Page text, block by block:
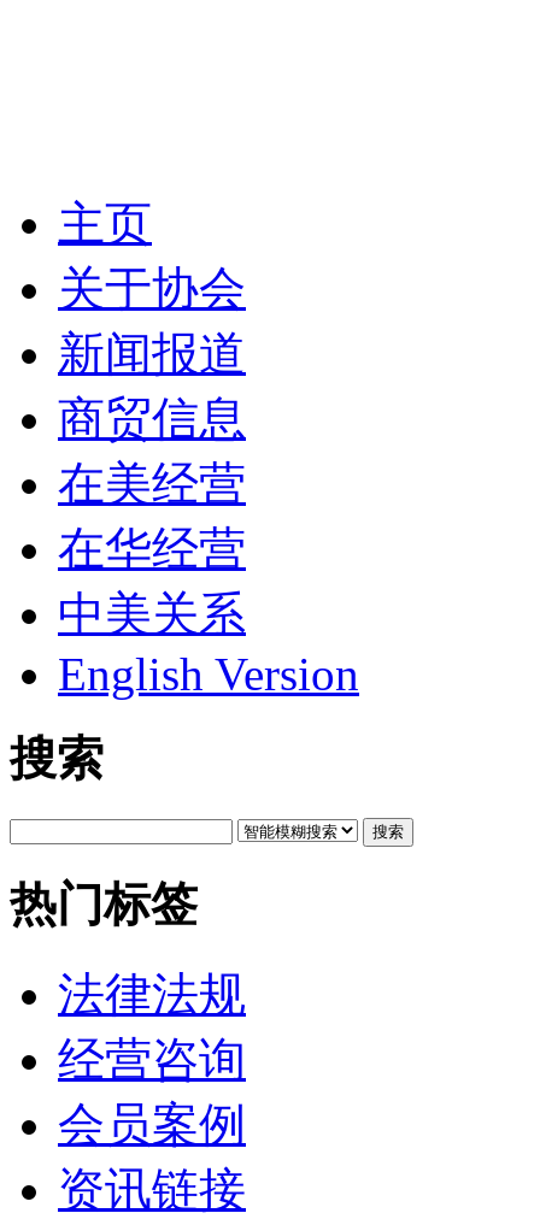
主页
关于协会
新闻报道
商贸信息
在美经营
在华经营
中美关系
English Version
搜索
搜索
热门标签
法律法规
经营咨询
会员案例
资讯链接